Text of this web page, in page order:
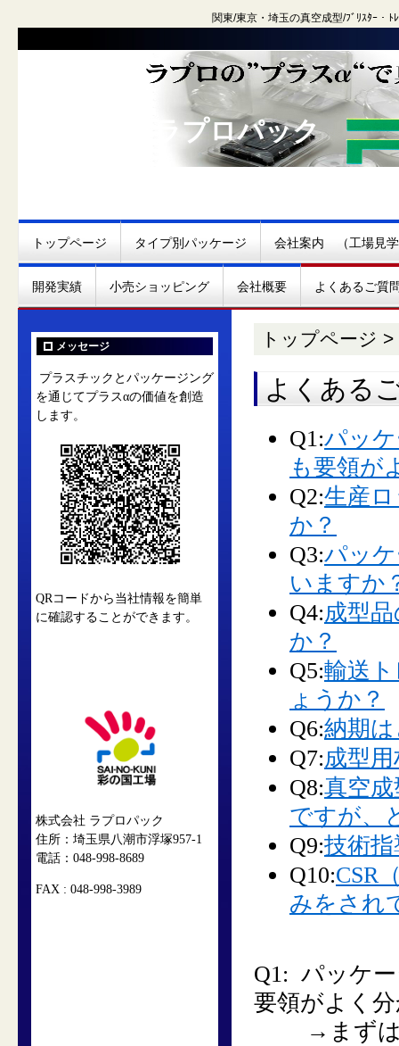
関東/東京・埼玉の真空成型/ﾌﾞﾘｽﾀｰ・
株式会社 ラプロパック
トップページ タイプ別パッケージ 会社案内 （工場見
開発実績 小売ショッピング 会社概要 よくあるご質
メッセージ
プラスチックとパッケージング
を通じてプラスαの価値を創造
します。
QRコードから当社情報を簡単
に確認することができます。
株式会社 ラプロパック
住所：埼玉県八潮市浮塚957-1
電話：048-998-8689
FAX : 048-998-3989
トップページ >
よくある
Q1:パッ
も要領が
Q2:生産
か？
Q3:パッ
いますか
Q4:成型
か？
Q5:輸送
ょうか？
Q6:納期
Q7:成型
Q8:真空
ですが、
Q9:技術
Q10:CSR
みをされ
Q1: パッケ
要領がよく
→ まず